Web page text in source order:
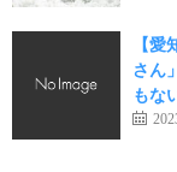
【
さん
もな